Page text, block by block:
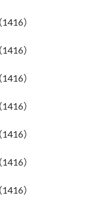
）
）
）
）
）
）
）